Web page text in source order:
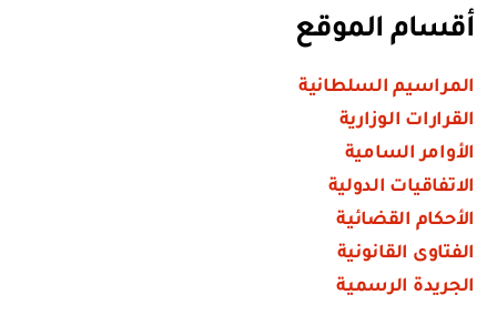
أقسام الموقع
المراسيم السلطانية
القرارات الوزارية
الأوامر السامية
الاتفاقيات الدولية
الأحكام القضائية
الفتاوى القانونية
الجريدة الرسمية